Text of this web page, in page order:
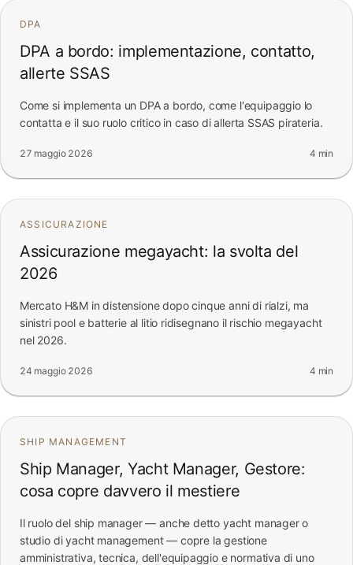
DPA
DPA a bordo: implementazione, contatto,
allerte SSAS
Come si implementa un DPA a bordo, come l'equipaggio lo
contatta e il suo ruolo critico in caso di allerta SSAS pirateria.
27 maggio 2026 4 min
ASSICURAZIONE
Assicurazione megayacht: la svolta del
2026
Mercato H&M in distensione dopo cinque anni di rialzi, ma
sinistri pool e batterie al litio ridisegnano il rischio megayacht
nel 2026.
24 maggio 2026 4 min
SHIP MANAGEMENT
Ship Manager, Yacht Manager, Gestore:
cosa copre davvero il mestiere
Il ruolo del ship manager — anche detto yacht manager o
studio di yacht management — copre la gestione
amministrativa, tecnica, dell'equipaggio e normativa di uno